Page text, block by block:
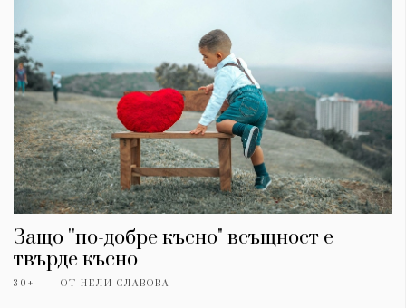
Защо ''по-добре късно" всъщност е
твърде късно
30+ ОТ НЕЛИ СЛАВОВА